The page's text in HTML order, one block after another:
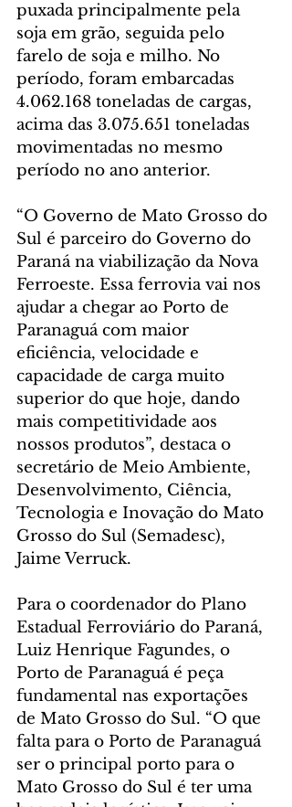
puxada principalmente pela
soja em grão, seguida pelo
farelo de soja e milho. No
período, foram embarcadas
4.062.168 toneladas de cargas,
acima das 3.075.651 toneladas
movimentadas no mesmo
período no ano anterior.
“O Governo de Mato Grosso do
Sul é parceiro do Governo do
Paraná na viabilização da Nova
Ferroeste. Essa ferrovia vai nos
ajudar a chegar ao Porto de
Paranaguá com maior
eficiência, velocidade e
capacidade de carga muito
superior do que hoje, dando
mais competitividade aos
nossos produtos”, destaca o
secretário de Meio Ambiente,
Desenvolvimento, Ciência,
Tecnologia e Inovação do Mato
Grosso do Sul (Semadesc),
Jaime Verruck.
Para o coordenador do Plano
Estadual Ferroviário do Paraná,
Luiz Henrique Fagundes, o
Porto de Paranaguá é peça
fundamental nas exportações
de Mato Grosso do Sul. “O que
falta para o Porto de Paranaguá
ser o principal porto para o
Mato Grosso do Sul é ter uma